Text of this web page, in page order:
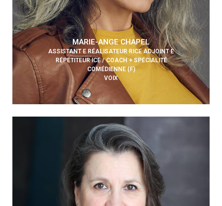
MARIE-ANGE CHAPEL
ASSISTANT·E RÉALISATEUR·RICE ADJOINT·E
RÉPÉTITEUR·ICE / COACH + SPÉCIALITÉ
COMÉDIENNE (F)
VOIX